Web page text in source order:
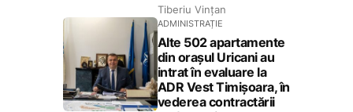
Tiberiu Vințan
ADMINISTRAȚIE
Alte 502 apartamente
din orașul Uricani au
intrat în evaluare la
ADR Vest Timișoara, în
vederea contractării